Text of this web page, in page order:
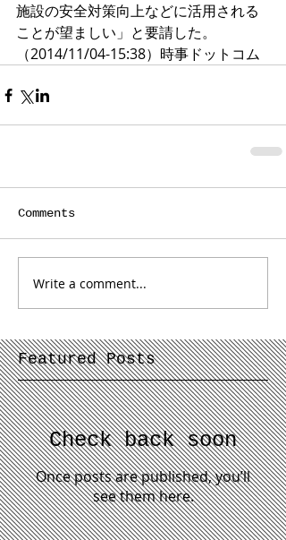
施設の安全対策向上などに活用される
ことが望ましい」と要請した。
（2014/11/04-15:38）時事ドットコム
Comments
Write a comment...
Featured Posts
Check back soon
Once posts are published, you’ll
see them here.